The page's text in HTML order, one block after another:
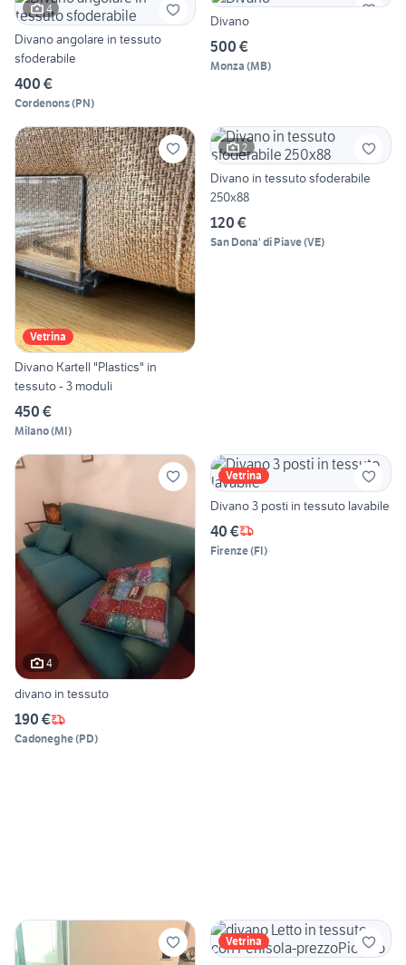
4
Divano angolare in tessuto
sfoderabile
400 €
Cordenons(PN)
Divano
500 €
Monza (MB)
Vetrina
Divano Kartell "Plastics" in
tessuto - 3 moduli
450 €
Milano(MI)
2
Divano in tessuto sfoderabile
250x88
120 €
San Dona' di Piave(VE)
4
divano in tessuto
190 €
Cadoneghe(PD)
Vetrina
Divano 3 posti in tessuto lavabile
40 €
Firenze(FI)
Vetrina